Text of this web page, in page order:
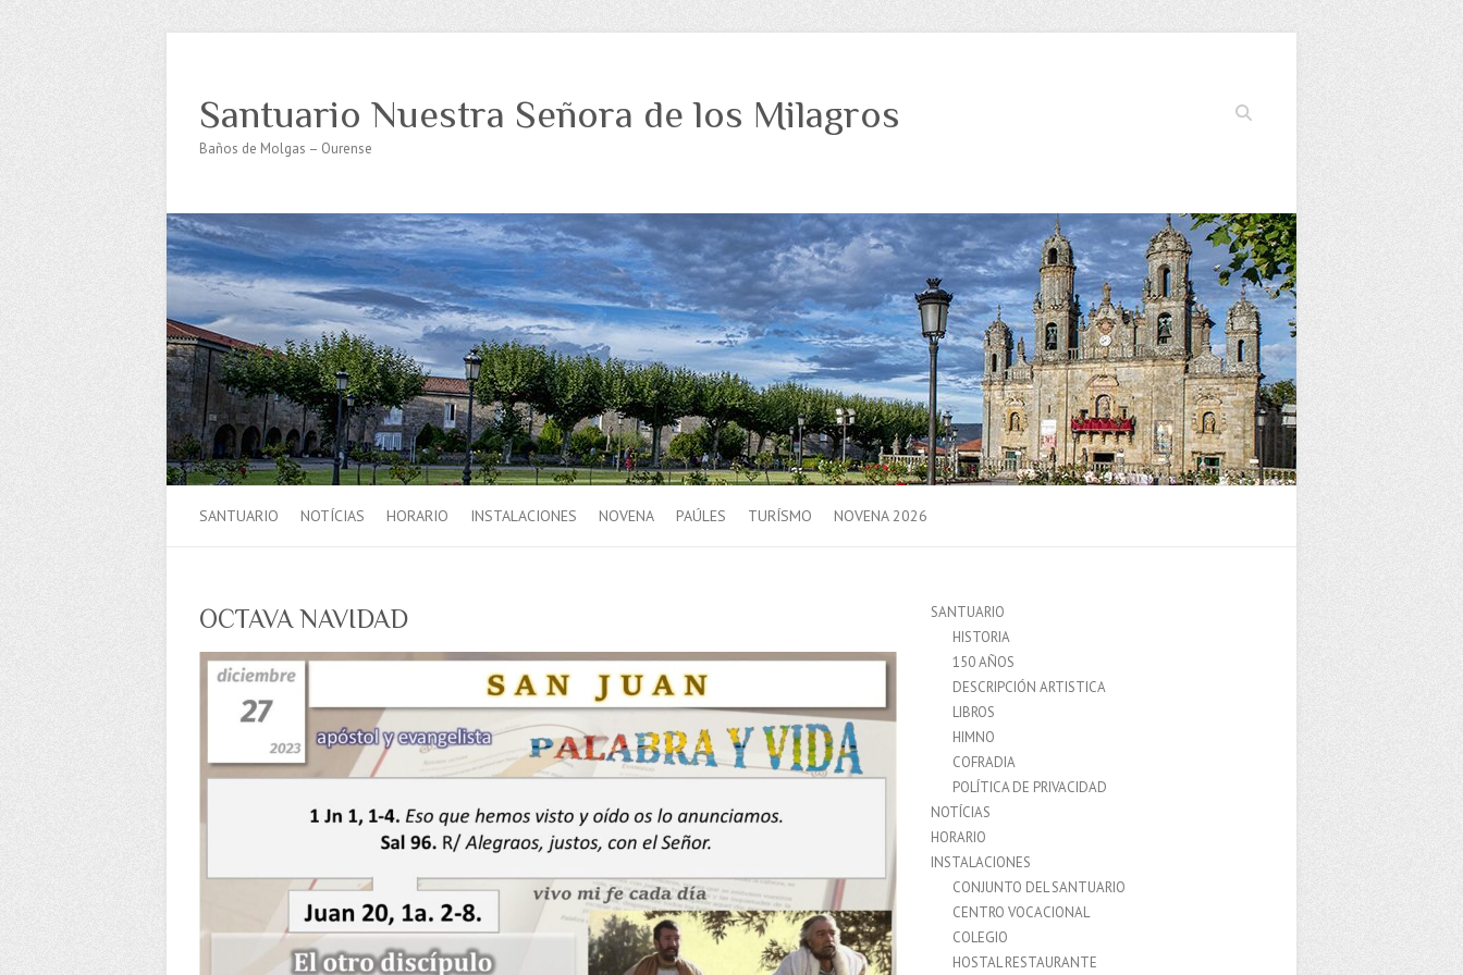
Buscar
Santuario Nuestra Señora de los Milagros
Baños de Molgas – Ourense
SANTUARIO NOTÍCIAS HORARIO INSTALACIONES NOVENA PAÚLES TURÍSMO NOVENA 2026
OCTAVA NAVIDAD
SANTUARIO
HISTORIA
150 AÑOS
DESCRIPCIÓN ARTISTICA
LIBROS
HIMNO
COFRADIA
POLÍTICA DE PRIVACIDAD
NOTÍCIAS
HORARIO
INSTALACIONES
CONJUNTO DEL SANTUARIO
CENTRO VOCACIONAL
COLEGIO
HOSTAL RESTAURANTE